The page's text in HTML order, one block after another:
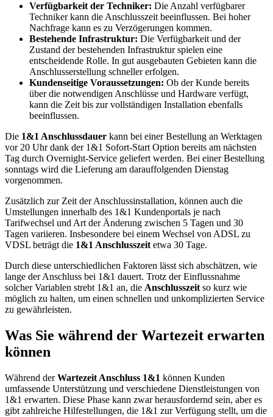
Verfügbarkeit der Techniker: Die Anzahl verfügbarer
Techniker kann die Anschlusszeit beeinflussen. Bei hoher
Nachfrage kann es zu Verzögerungen kommen.
Bestehende Infrastruktur: Die Verfügbarkeit und der
Zustand der bestehenden Infrastruktur spielen eine
entscheidende Rolle. In gut ausgebauten Gebieten kann die
Anschlusserstellung schneller erfolgen.
Kundenseitige Voraussetzungen: Ob der Kunde bereits
über die notwendigen Anschlüsse und Hardware verfügt,
kann die Zeit bis zur vollständigen Installation ebenfalls
beeinflussen.
Die 1&1 Anschlussdauer kann bei einer Bestellung an Werktagen
vor 20 Uhr dank der 1&1 Sofort-Start Option bereits am nächsten
Tag durch Overnight-Service geliefert werden. Bei einer Bestellung
sonntags wird die Lieferung am darauffolgenden Dienstag
vorgenommen.
Zusätzlich zur Zeit der Anschlussinstallation, können auch die
Umstellungen innerhalb des 1&1 Kundenportals je nach
Tarifwechsel und Art der Änderung zwischen 5 Tagen und 30
Tagen variieren. Insbesondere bei einem Wechsel von ADSL zu
VDSL beträgt die 1&1 Anschlusszeitetwa 30 Tage.
Durch diese unterschiedlichen Faktoren lässt sich abschätzen, wie
lange der Anschluss bei 1&1 dauert. Trotz der Einflussnahme
solcher Variablen strebt 1&1 an, die Anschlusszeitso kurz wie
möglich zu halten, um einen schnellen und unkomplizierten Service
zu gewährleisten.
Was Sie während der Wartezeit erwarten
können
Während derWartezeit Anschluss 1&1 können Kunden
umfassende Unterstützung und verschiedene Dienstleistungen von
1&1 erwarten. Diese Phase kann zwar herausfordernd sein, aber es
gibt zahlreiche Hilfestellungen, die 1&1 zur Verfügung stellt, um die